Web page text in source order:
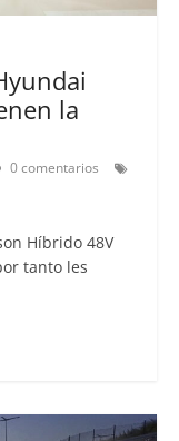
la
0 comentarios
Híbrido 48V
tanto les